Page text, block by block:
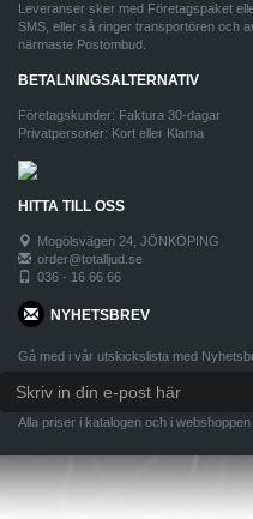
Leveranser sker med Företagspaket
SMS, eller så ringer transportören och
närmaste Postombud.
BETALNINGSALTERNATIV
Företagskunder: Faktura 30-dagar
Privatpersoner: Kort eller Klarna
HITTA TILL OSS
Mogölsvägen 24, JÖNKÖPING
order@totalljud.se
036 - 16 66 66
NYHETSBREV
Gå med i vår utskickslista med
Alla priser i katalogen och i webshoppen